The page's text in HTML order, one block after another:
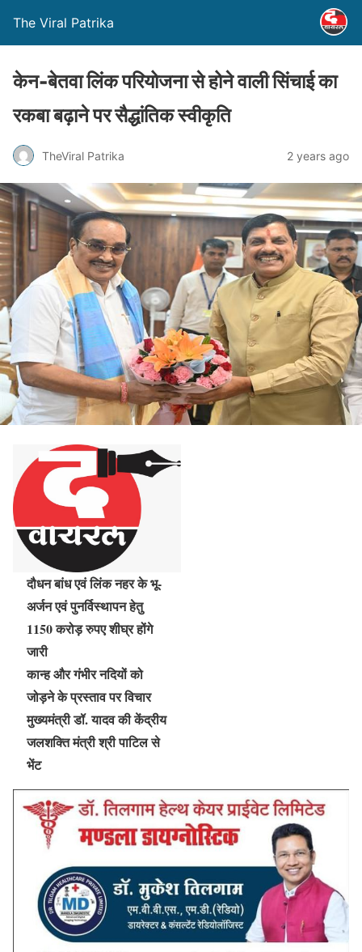
The Viral Patrika
केन-बेतवा लिंक परियोजना से होने वाली सिंचाई का
रकबा बढ़ाने पर सैद्धांतिक स्वीकृति
TheViral Patrika 2 years ago
दौधन बांध एवं लिंक नहर के भू-
अर्जन एवं पुनर्विस्थापन हेतु
1150 करोड़ रुपए शीघ्र होंगे
जारी
कान्ह और गंभीर नदियों को
जोड़ने के प्रस्ताव पर विचार
मुख्यमंत्री डॉ. यादव की केंद्रीय
जलशक्ति मंत्री श्री पाटिल से
भेंट